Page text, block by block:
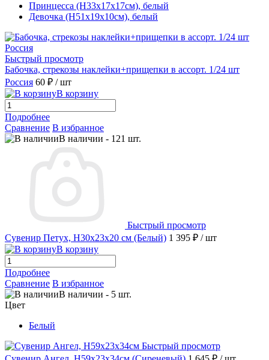
Принцесса (H33х17х17см), белый
Девочка (H51х19х10см), белый
Быстрый просмотр
Бабочка, стрекозы наклейки+прищепки в ассорт. 1/24 шт
Россия 60 ₽ / шт
В корзину
Подробнее
Сравнение В избранное
В наличии - 121 шт.
Быстрый просмотр
Сувенир Петух, H30х23х20 см (Белый) 1 395 ₽ / шт
В корзину
Подробнее
Сравнение В избранное
В наличии - 5 шт.
Цвет
Белый
Быстрый просмотр